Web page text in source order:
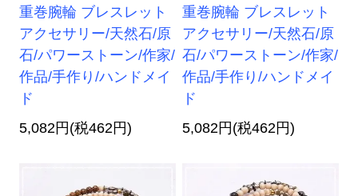
重巻腕輪 ブレスレット
アクセサリー/天然石/原
石/パワーストーン/作家/
作品/手作り/ハンドメイ
ド
5,082円(税462円)
重巻腕輪 ブレスレット
アクセサリー/天然石/原
石/パワーストーン/作家/
作品/手作り/ハンドメイ
ド
5,082円(税462円)